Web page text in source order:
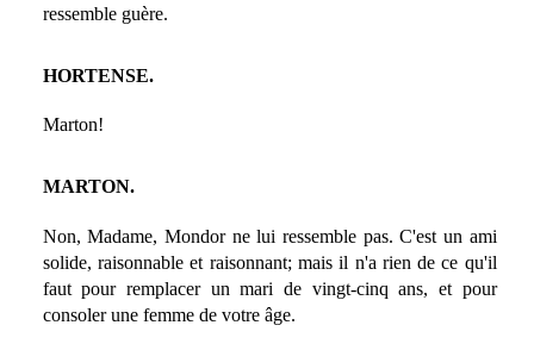
ressemble guère.
HORTENSE.
Marton!
MARTON.
Non, Madame, Mondor ne lui ressemble pas. C'est un ami
solide, raisonnable et raisonnant; mais il n'a rien de ce qu'il
faut pour remplacer un mari de vingt-cinq ans, et pour
consoler une femme de votre âge.